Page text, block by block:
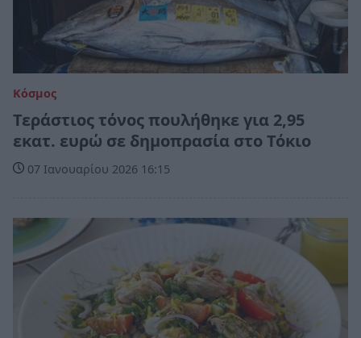
Κόσμος
Τεράστιος τόνος πουλήθηκε για 2,95
εκατ. ευρώ σε δημοπρασία στο Τόκιο
07 Ιανουαρίου 2026 16:15